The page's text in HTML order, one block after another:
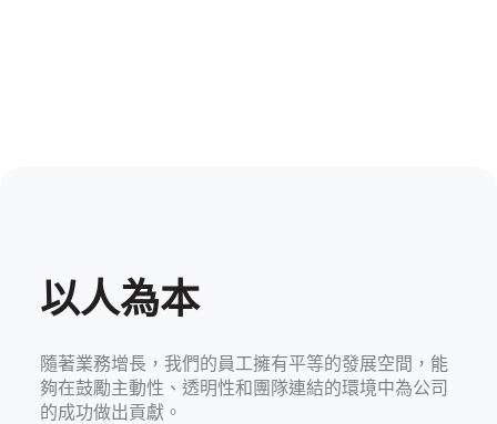
以人為本
隨著業務增長，我們的員工擁有平等的發展空間，能
夠在鼓勵主動性、透明性和團隊連結的環境中為公司
的成功做出貢獻。